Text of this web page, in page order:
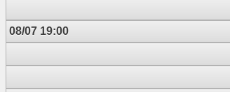
08/07 19:00